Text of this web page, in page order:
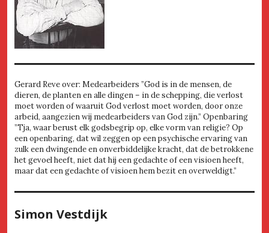
Gerard Reve over: Medearbeiders ”God is in de mensen, de
dieren, de planten en alle dingen – in de schepping, die verlost
moet worden of waaruit God verlost moet worden, door onze
arbeid, aangezien wij medearbeiders van God zijn.” Openbaring
”Tja, waar berust elk godsbegrip op, elke vorm van religie? Op
een openbaring, dat wil zeggen op een psychische ervaring van
zulk een dwingende en onverbiddelijke kracht, dat de betrokkene
het gevoel heeft, niet dat hij een gedachte of een visioen heeft,
maar dat een gedachte of visioen hem bezit en overweldigt.”
Simon Vestdijk